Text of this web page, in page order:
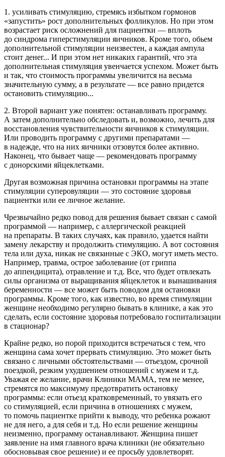
1. усиливать стимуляцию, стремясь избытком гормонов
«запустить» рост дополнительных фолликулов. Но при этом
возрастает риск осложнений для пациентки — вплоть
до синдрома гиперстимуляции яичников. Кроме того, обьем
дополнительной стимуляции неизвестен, а каждая ампула
стоит денег... И при этом нет никаких гарантий, что эта
дополнительная стимуляция увенчается успехом. Может быть
и так, что стоимость программы увеличится на весьма
значительную сумму, а в результате — все равно придется
остановить стимуляцию...
2. Второй вариант уже понятен: останавливать программу.
А затем дополнительно обследовать и, возможно, лечить для
восстановления чувствительности яичников к стимуляции.
Или проводить программу с другими препаратами —
в надежде, что на них яичники отзовутся более активно.
Наконец, что бывает чаще — рекомендовать программу
с донорскими яйцеклетками.
Другая возможная причина остановки программы на этапе
стимуляции суперовуляции — это состояние здоровья
пациентки или ее личное желание.
Чрезвычайно редко повод для решения бывает связан с самой
программой — например, с аллергической реакцией
на препараты. В таких случаях, как правило, удается найти
замену лекарству и продолжить стимуляцию. А вот состояния
тела или духа, никак не связанные с ЭКО, могут иметь место.
Например, травма, острое заболевание (от гриппа
до аппендицита), отравление и т.д. Все, что будет отвлекать
силы организма от выращивания яйцеклеток и вынашивания
беременности — все может быть поводом для остановки
программы. Кроме того, как известно, во время стимуляции
женщине необходимо регулярно бывать в клинике, а как это
сделать, если состояние здоровья потребовало госпитализации
в стационар?
Крайне редко, но порой приходится встречаться с тем, что
женщина сама хочет прервать стимуляцию. Это может быть
связано с личными обстоятельствами — отьездом, срочной
поездкой, резким ухудшением отношений с мужем и т.д.
Уважая ее желание, врачи Клиники МАМА, тем не менее,
стремятся по максимуму предотвратить остановку
программы: если отьезд кратковременный, то увязать его
со стимуляцией, если причина в отношениях с мужем,
то помочь пациентке прийти к выводу, что ребенка рожают
не для него, а для себя и т.д. Но если решение женщины
неизменно, программу останавливают. Женщина пишет
заявление на имя главного врача клиники (не обязательно
обосновывая свое решение) и ее просьбу удовлетворят.